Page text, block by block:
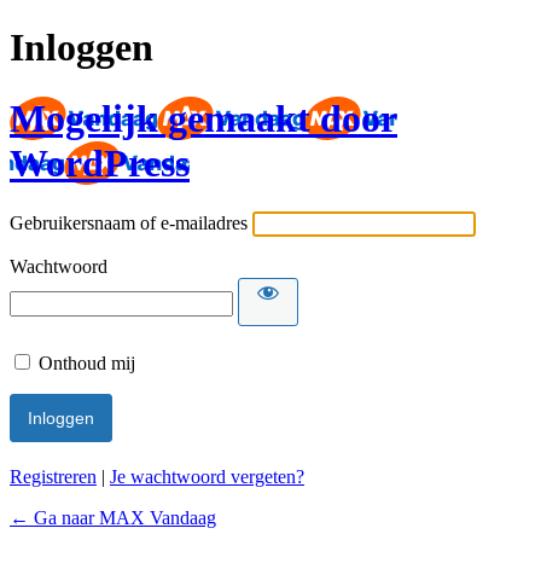
Inloggen
Mogelijk gemaakt door
WordPress
Gebruikersnaam of e-mailadres
Wachtwoord
Onthoud mij
Registreren | Je wachtwoord vergeten?
← Ga naar MAX Vandaag